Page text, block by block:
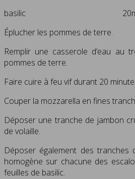
basilic 20ml vin
Éplucher les pommes de terre.
Remplir une casserole d’eau au
pommes de terre.
Faire cuire à feu vif durant 20
Couper la mozzarella en fines
Déposer une tranche de jambon
de volaille.
Déposer également des tranches
homogène sur chacune des
feuilles de basilic.